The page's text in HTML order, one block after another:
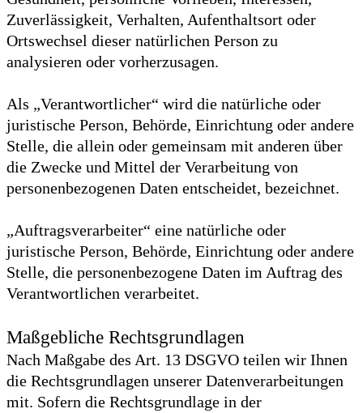
Zuverlässigkeit, Verhalten, Aufenthaltsort oder
Ortswechsel dieser natürlichen Person zu
analysieren oder vorherzusagen.
Als „Verantwortlicher“ wird die natürliche oder
juristische Person, Behörde, Einrichtung oder andere
Stelle, die allein oder gemeinsam mit anderen über
die Zwecke und Mittel der Verarbeitung von
personenbezogenen Daten entscheidet, bezeichnet.
„Auftragsverarbeiter“ eine natürliche oder
juristische Person, Behörde, Einrichtung oder andere
Stelle, die personenbezogene Daten im Auftrag des
Verantwortlichen verarbeitet.
Maßgebliche Rechtsgrundlagen
Nach Maßgabe des Art. 13 DSGVO teilen wir Ihnen
die Rechtsgrundlagen unserer Datenverarbeitungen
mit. Sofern die Rechtsgrundlage in der